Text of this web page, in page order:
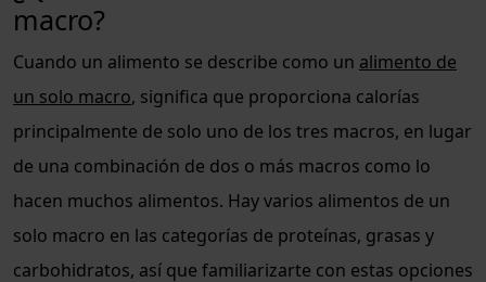
macro?
Cuando un alimento se describe como un alimento de
un solo macro, significa que proporciona calorías
principalmente de solo uno de los tres macros, en lugar
de una combinación de dos o más macros como lo
hacen muchos alimentos. Hay varios alimentos de un
solo macro en las categorías de proteínas, grasas y
carbohidratos, así que familiarizarte con estas opciones